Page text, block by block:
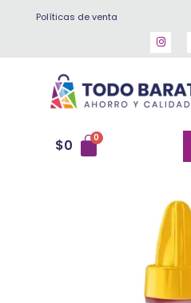
Políticas de venta
$0